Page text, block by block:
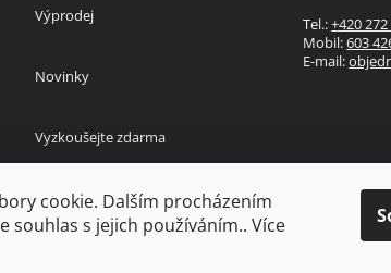
cookie. Dalším procházením
souhlas s jejich používáním.. Více
Výprodej
Novinky
Vyzkoušejte zdarma
Tel.:+420
Mobil:603
E-mail: